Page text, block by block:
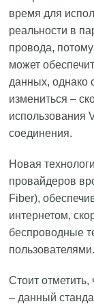
время для
реальности в
провода,
может
данных, однако
измениться –
использования
соединения.
Новая
провайдеров
Fiber),
интернетом,
беспроводные
пользователями.
Стоит отметить,
– данный